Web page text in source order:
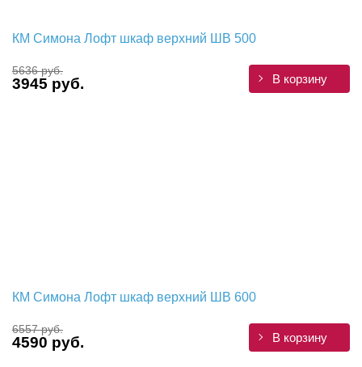
КМ Симона Лофт шкаф верхний ШВ 500
5636 руб.
3945 руб. В корзину
КМ Симона Лофт шкаф верхний ШВ 600
6557 руб.
4590 руб. В корзину